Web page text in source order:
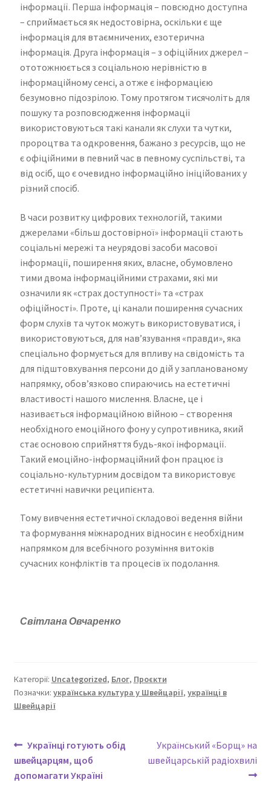
інформації. Перша інформація – повсюдно доступна
– сприймається як недостовірна, оскільки є ще
інформація для втаємничених, езотерична
інформація. Друга інформація – з офіційних джерел –
ототожнюється з соціальною нерівністю в
інформаційному сенсі, а отже є інформацією
безумовно підозрілою. Тому протягом тисячоліть для
пошуку та розповсюдження інформації
використовуються такі канали як слухи та чутки,
пророцтва та одкровення, бажано з ресурсів, що не
є офіційними в певний час в певному суспільстві, та
від осіб, що є очевидно інформаційно ініційованих у
різний спосіб.
В часи розвитку цифрових технологій, такими
джерелами «більш достовірної» інформації стають
соціальні мережі та неурядові засоби масової
інформації, поширення яких, власне, обумовлено
тими двома інформаційними страхами, які ми
означили як «страх доступності» та «страх
офіційності». Проте, ці канали поширення сучасних
форм слухів та чуток можуть використовуватися, і
використовуються, для нав’язування «правди», яка
спеціально формується для впливу на свідомість та
для підштовхування персони до дій у запланованому
напрямку, обов’язково спираючись на естетичні
властивості нашого мислення. Власне, це і
називається інформаційною війною – створення
необхідного емоційного фону у супротивника, який
стає основою сприйняття будь-якої інформації.
Такий емоційно-інформаційний фон працює із
соціально-культурним досвідом та використовує
естетичні навички реципієнта.
Тому вивчення естетичної складової ведення війни
та формування міжнародних відносин є необхідним
напрямком для всебічного розуміння витоків
сучасних конфліктів та процесів їх подолання.
Світлана Овчаренко
Категорії: Uncategorized, Блог, Проєкти
Позначки: українська культура у Швейцарії, українці в
Швейцарії
Українці готують обід
швейцарцям, щоб
допомагати Україні
Український «Борщ» на
швейцарській радіохвилі